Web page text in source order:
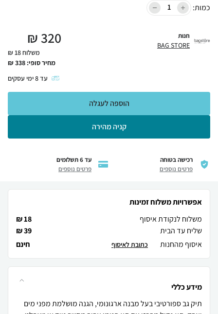
כמות:
חנות
BAG STORE
320
₪
משלוח 18 ₪
מחיר סופי: 338
₪
עד8ימי עסקים
קניה מהירה
הוספה לעגלה
רכישה בטוחה
פרטים נוספים
עד 6 תשלומים
פרטים נוספים
אפשרויות משלוח זמינות
משלוח לנקודת איסוף
18 ₪
שליח עד הבית
39 ₪
איסוף מהחנות
חינם כתובת לאיסוף
מידע כללי
תיק גב ספורטיבי בעל מבנה ארגונומי, הגנה מושלמת מפני מים